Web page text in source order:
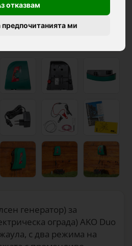
отказвам
ми
генератор) за
ограда) AKO Duo
с два режима на